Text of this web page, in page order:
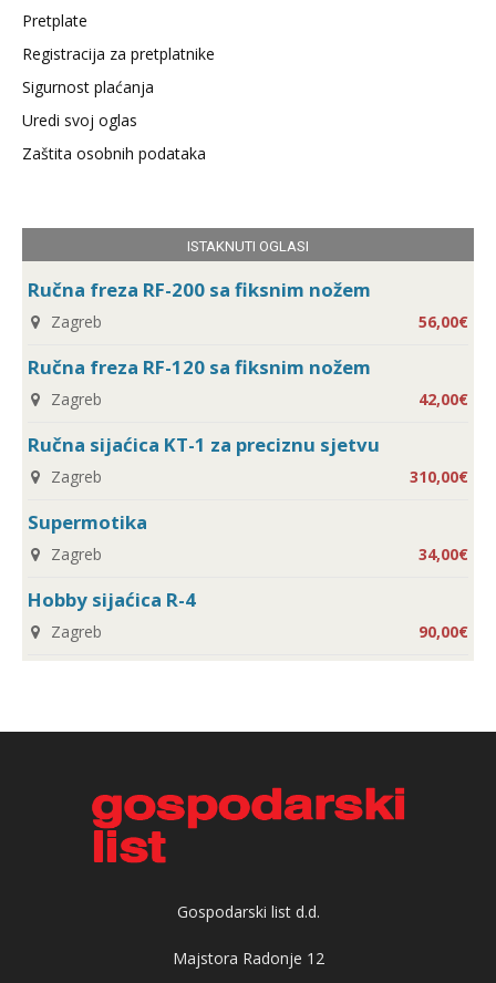
Pretplate
Registracija za pretplatnike
Sigurnost plaćanja
Uredi svoj oglas
Zaštita osobnih podataka
ISTAKNUTI OGLASI
Ručna freza RF-200 sa fiksnim nožem
Zagreb 56,00€
Ručna freza RF-120 sa fiksnim nožem
Zagreb 42,00€
Ručna sijaćica KT-1 za preciznu sjetvu
Zagreb 310,00€
Supermotika
Zagreb 34,00€
Hobby sijaćica R-4
Zagreb 90,00€
Gospodarski list d.d.
Majstora Radonje 12